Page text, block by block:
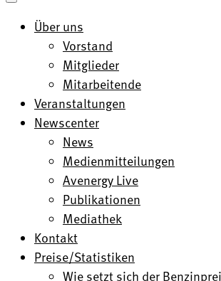
Über uns
Vorstand
Mitglieder
Mitarbeitende
Veranstaltungen
Newscenter
News
Medienmitteilungen
Avenergy Live
Publikationen
Mediathek
Kontakt
Preise/Statistiken
Wie setzt sich der